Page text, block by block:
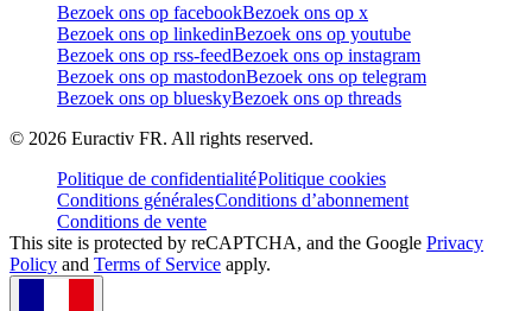
Bezoek ons op facebookBezoek ons op x
Bezoek ons op linkedinBezoek ons op youtube
Bezoek ons op rss-feedBezoek ons op instagram
Bezoek ons op mastodonBezoek ons op telegram
Bezoek ons op blueskyBezoek ons op threads
© 2026 Euractiv FR. All rights reserved.
Politique de confidentialitéPolitique cookies
Conditions généralesConditions d’abonnement
Conditions de vente
This site is protected by reCAPTCHA, and the Google Privacy
Policy and Terms of Service apply.